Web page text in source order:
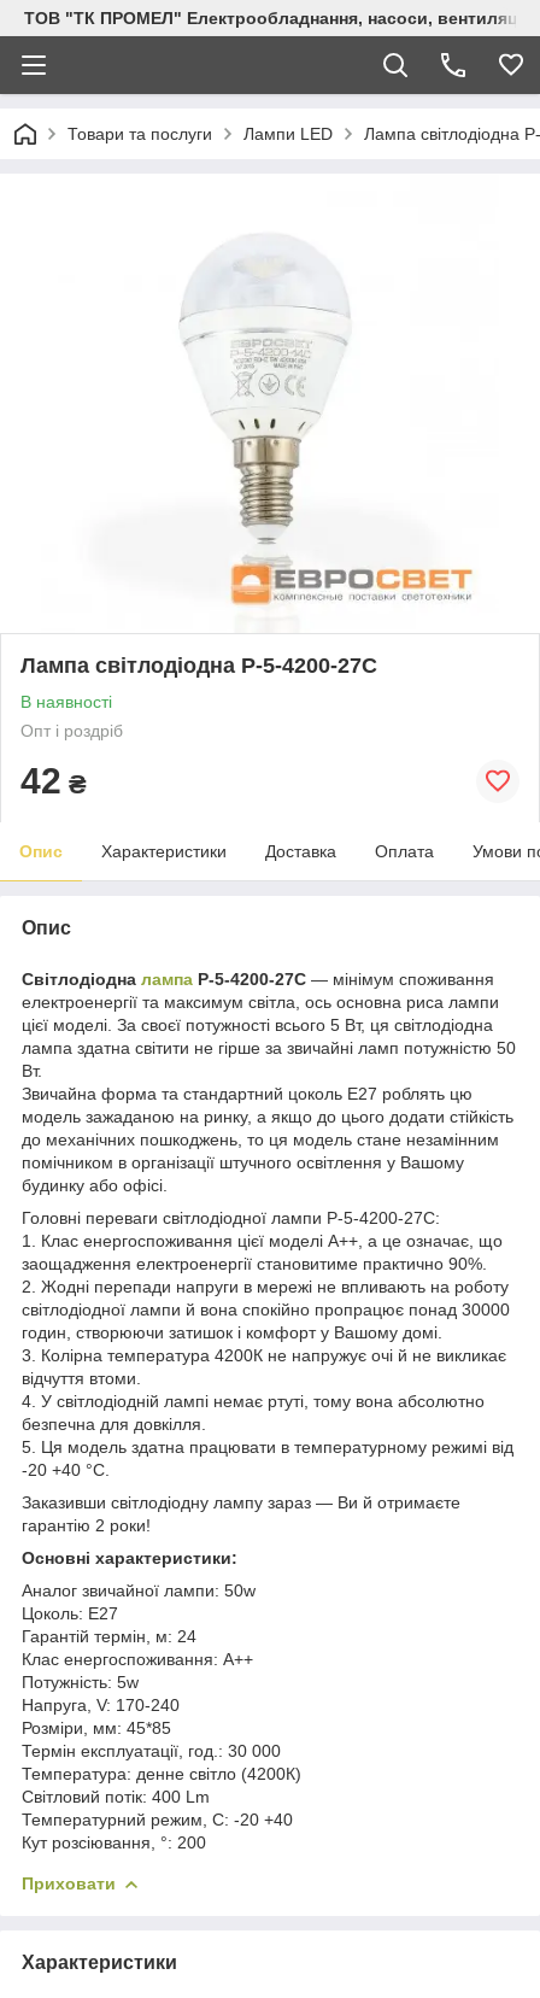
ТОВ "ТК ПРОМЕЛ" Електрообладнання, насоси, вентиляція,
Товари та послуги Лампи LED Лампа світлодіодна
Лампа світлодіодна Р-5-4200-27С
В наявності
Опт і роздріб
42 ₴
Опис Характеристики Доставка Оплата Умови
Опис
Світлодіодна лампа Р-5-4200-27С — мінімум споживання
електроенергії та максимум світла, ось основна риса лампи
цієї моделі. За своєї потужності всього 5 Вт, ця світлодіодна
лампа здатна світити не гірше за звичайні ламп потужністю 50
Вт.
Звичайна форма та стандартний цоколь Е27 роблять цю
модель зажаданою на ринку, а якщо до цього додати стійкість
до механічних пошкоджень, то ця модель стане незамінним
помічником в організації штучного освітлення у Вашому
будинку або офісі.
Головні переваги світлодіодної лампи Р-5-4200-27С:
1. Клас енергоспоживання цієї моделі А++, а це означає, що
заощадження електроенергії становитиме практично 90%.
2. Жодні перепади напруги в мережі не впливають на роботу
світлодіодної лампи й вона спокійно пропрацює понад 30000
годин, створюючи затишок і комфорт у Вашому домі.
3. Колірна температура 4200К не напружує очі й не викликає
відчуття втоми.
4. У світлодіодній лампі немає ртуті, тому вона абсолютно
безпечна для довкілля.
5. Ця модель здатна працювати в температурному режимі від
-20 +40 °C.
Заказивши світлодіодну лампу зараз — Ви й отримаєте
гарантію 2 роки!
Основні характеристики:
Аналог звичайної лампи: 50w
Цоколь: Е27
Гарантій термін, м: 24
Клас енергоспоживання: A++
Потужність: 5w
Напруга, V: 170-240
Розміри, мм: 45*85
Термін експлуатації, год.: 30 000
Температура: денне світло (4200К)
Світловий потік: 400 Lm
Температурний режим, C: -20 +40
Кут розсіювання, °: 200
Приховати
Характеристики